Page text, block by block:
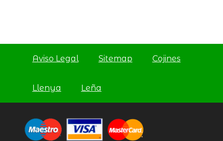
Aviso Legal Sitemap Cojines
Llenya Leña